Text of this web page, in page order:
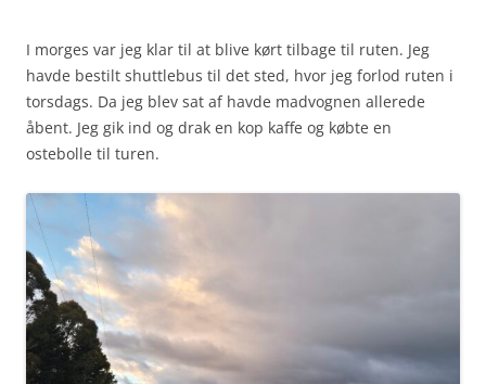
I morges var jeg klar til at blive kørt tilbage til ruten. Jeg
havde bestilt shuttlebus til det sted, hvor jeg forlod ruten i
torsdags. Da jeg blev sat af havde madvognen allerede
åbent. Jeg gik ind og drak en kop kaffe og købte en
ostebolle til turen.